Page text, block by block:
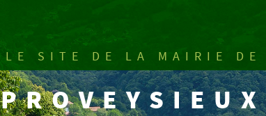
PROVEYSIEUX
LE SITE DE LA MAIRIE DE